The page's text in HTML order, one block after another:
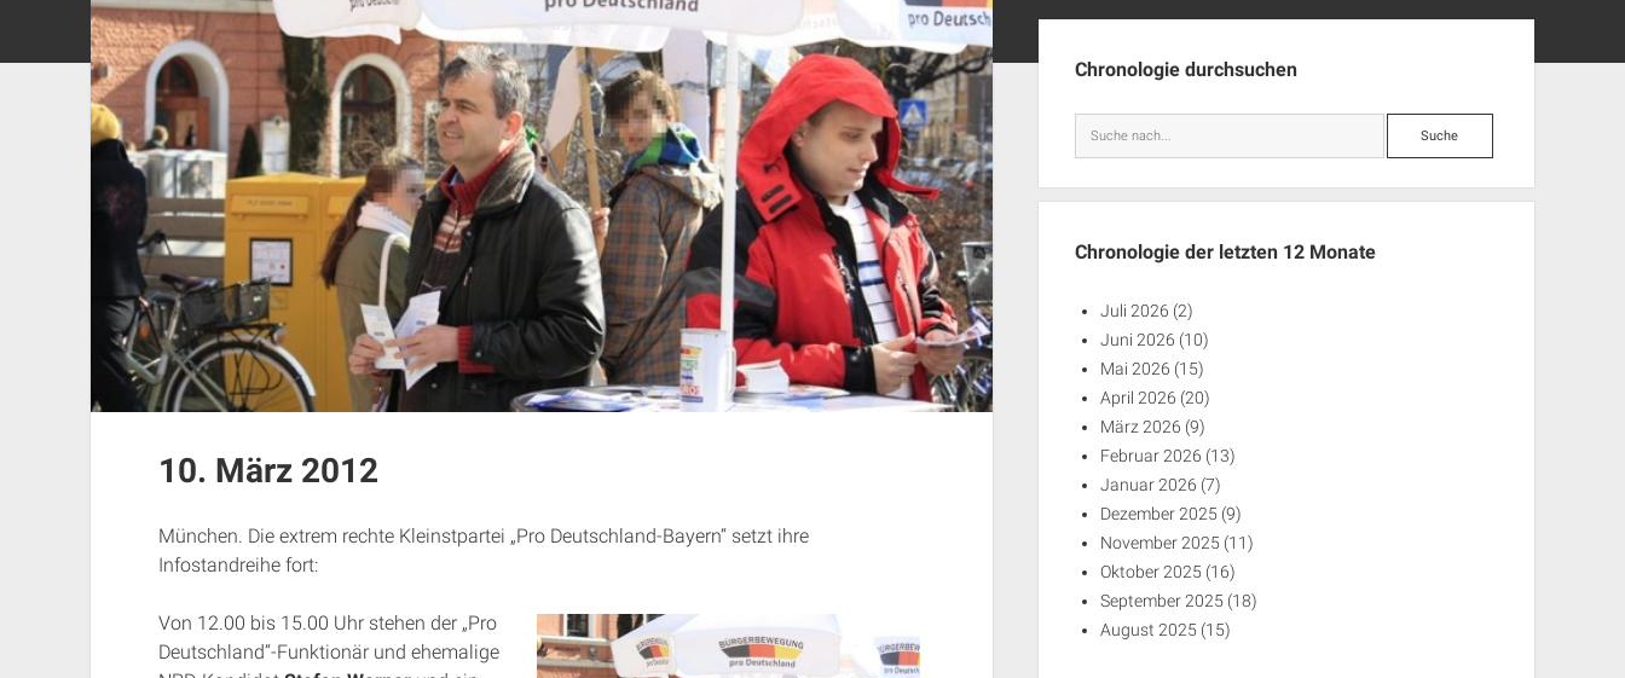
10. März 2012
München. Die extrem rechte Kleinstpartei „Pro Deutschland-Bayern“ setzt ihre
Infostandreihe fort:
Von 12.00 bis 15.00 Uhr stehen der „Pro
Deutschland“-Funktionär und ehemalige
Chronologie durchsuchen
Suche
Chronologie der letzten 12 Monate
Juli 2026 (2)
Juni 2026 (10)
Mai 2026 (15)
April 2026 (20)
März 2026 (9)
Februar 2026 (13)
Januar 2026 (7)
Dezember 2025 (9)
November 2025 (11)
Oktober 2025 (16)
September 2025 (18)
August 2025 (15)